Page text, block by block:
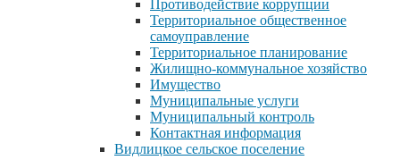
Противодействие коррупции
Территориальное общественное
самоуправление
Территориальное планирование
Жилищно-коммунальное хозяйство
Имущество
Муниципальные услуги
Муниципальный контроль
Контактная информация
Видлицкое сельское поселение